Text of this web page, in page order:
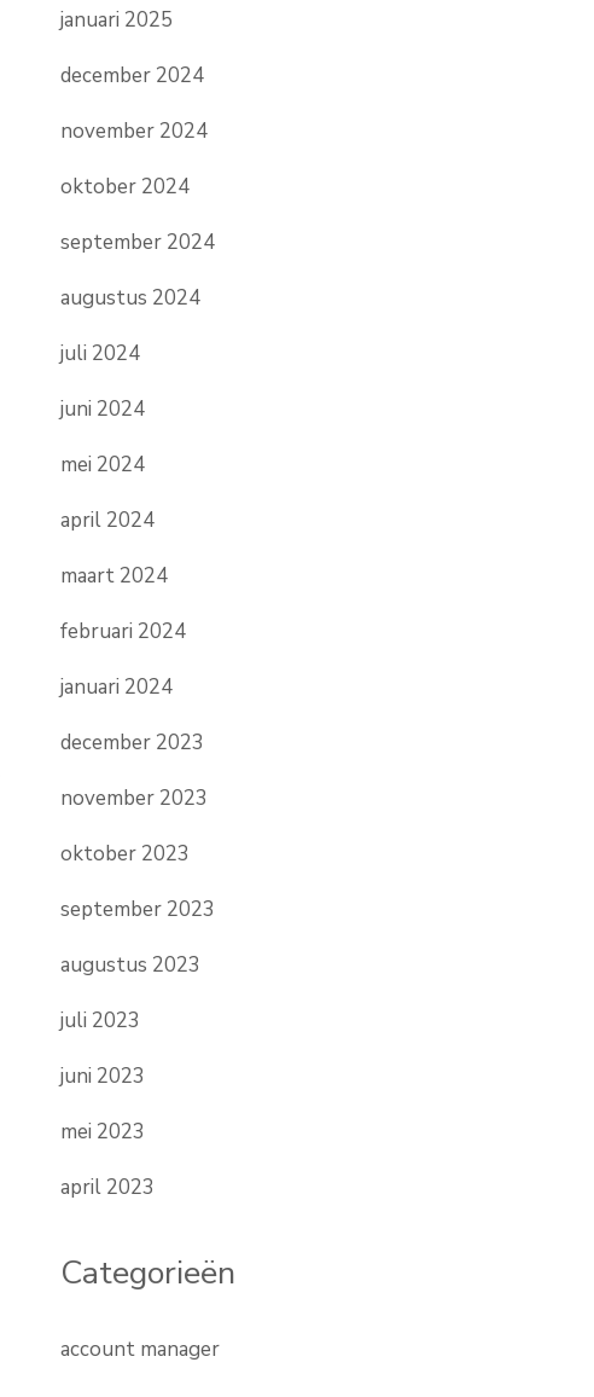
januari 2025
december 2024
november 2024
oktober 2024
september 2024
augustus 2024
juli 2024
juni 2024
mei 2024
april 2024
maart 2024
februari 2024
januari 2024
december 2023
november 2023
oktober 2023
september 2023
augustus 2023
juli 2023
juni 2023
mei 2023
april 2023
Categorieën
account manager